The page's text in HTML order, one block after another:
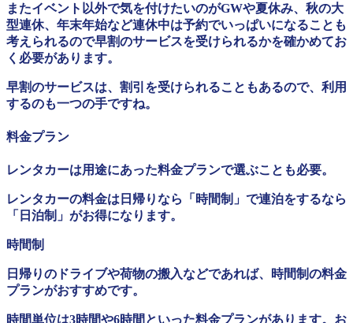
またイベント以外で気を付けたいのがGWや夏休み、秋の大
型連休、年末年始など連休中は予約でいっぱいになることも
考えられるので早割のサービスを受けられるかを確かめてお
く必要があります。
早割のサービスは、割引を受けられることもあるので、利用
するのも一つの手ですね。
料金プラン
レンタカーは用途にあった料金プランで選ぶことも必要。
レンタカーの料金は日帰りなら「時間制」で連泊をするなら
「日泊制」がお得になります。
時間制
日帰りのドライブや荷物の搬入などであれば、時間制の料金
プランがおすすめです。
時間単位は3時間や6時間といった料金プランがあります。お